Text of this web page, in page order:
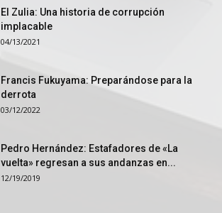
El Zulia: Una historia de corrupción
implacable
04/13/2021
Francis Fukuyama: Preparándose para la
derrota
03/12/2022
Pedro Hernández: Estafadores de «La
vuelta» regresan a sus andanzas en...
12/19/2019